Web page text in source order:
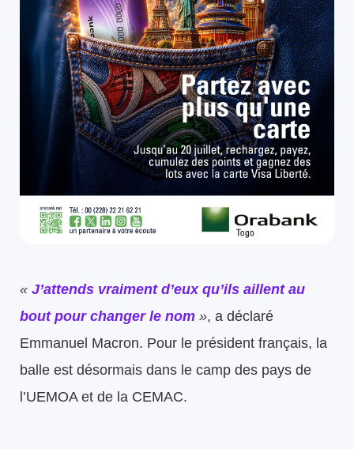
« J’attends vraiment d’eux qu’ils aillent au
bout pour changer le nom », a déclaré
Emmanuel Macron. Pour le président français, la
balle est désormais dans le camp des pays de
l’UEMOA et de la CEMAC.